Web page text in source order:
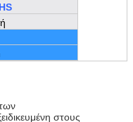
στους